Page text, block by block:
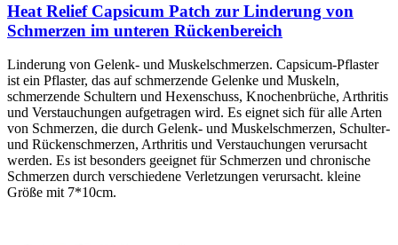
Heat Relief Capsicum Patch zur Linderung von
Schmerzen im unteren Rückenbereich
Linderung von Gelenk- und Muskelschmerzen. Capsicum-Pflaster
ist ein Pflaster, das auf schmerzende Gelenke und Muskeln,
schmerzende Schultern und Hexenschuss, Knochenbrüche, Arthritis
und Verstauchungen aufgetragen wird. Es eignet sich für alle Arten
von Schmerzen, die durch Gelenk- und Muskelschmerzen, Schulter-
und Rückenschmerzen, Arthritis und Verstauchungen verursacht
werden. Es ist besonders geeignet für Schmerzen und chronische
Schmerzen durch verschiedene Verletzungen verursacht. kleine
Größe mit 7*10cm.